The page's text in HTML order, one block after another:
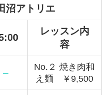
沼アトリエ
レッスン内
容
－
No.２ 焼き肉和
え麺 ￥9,500